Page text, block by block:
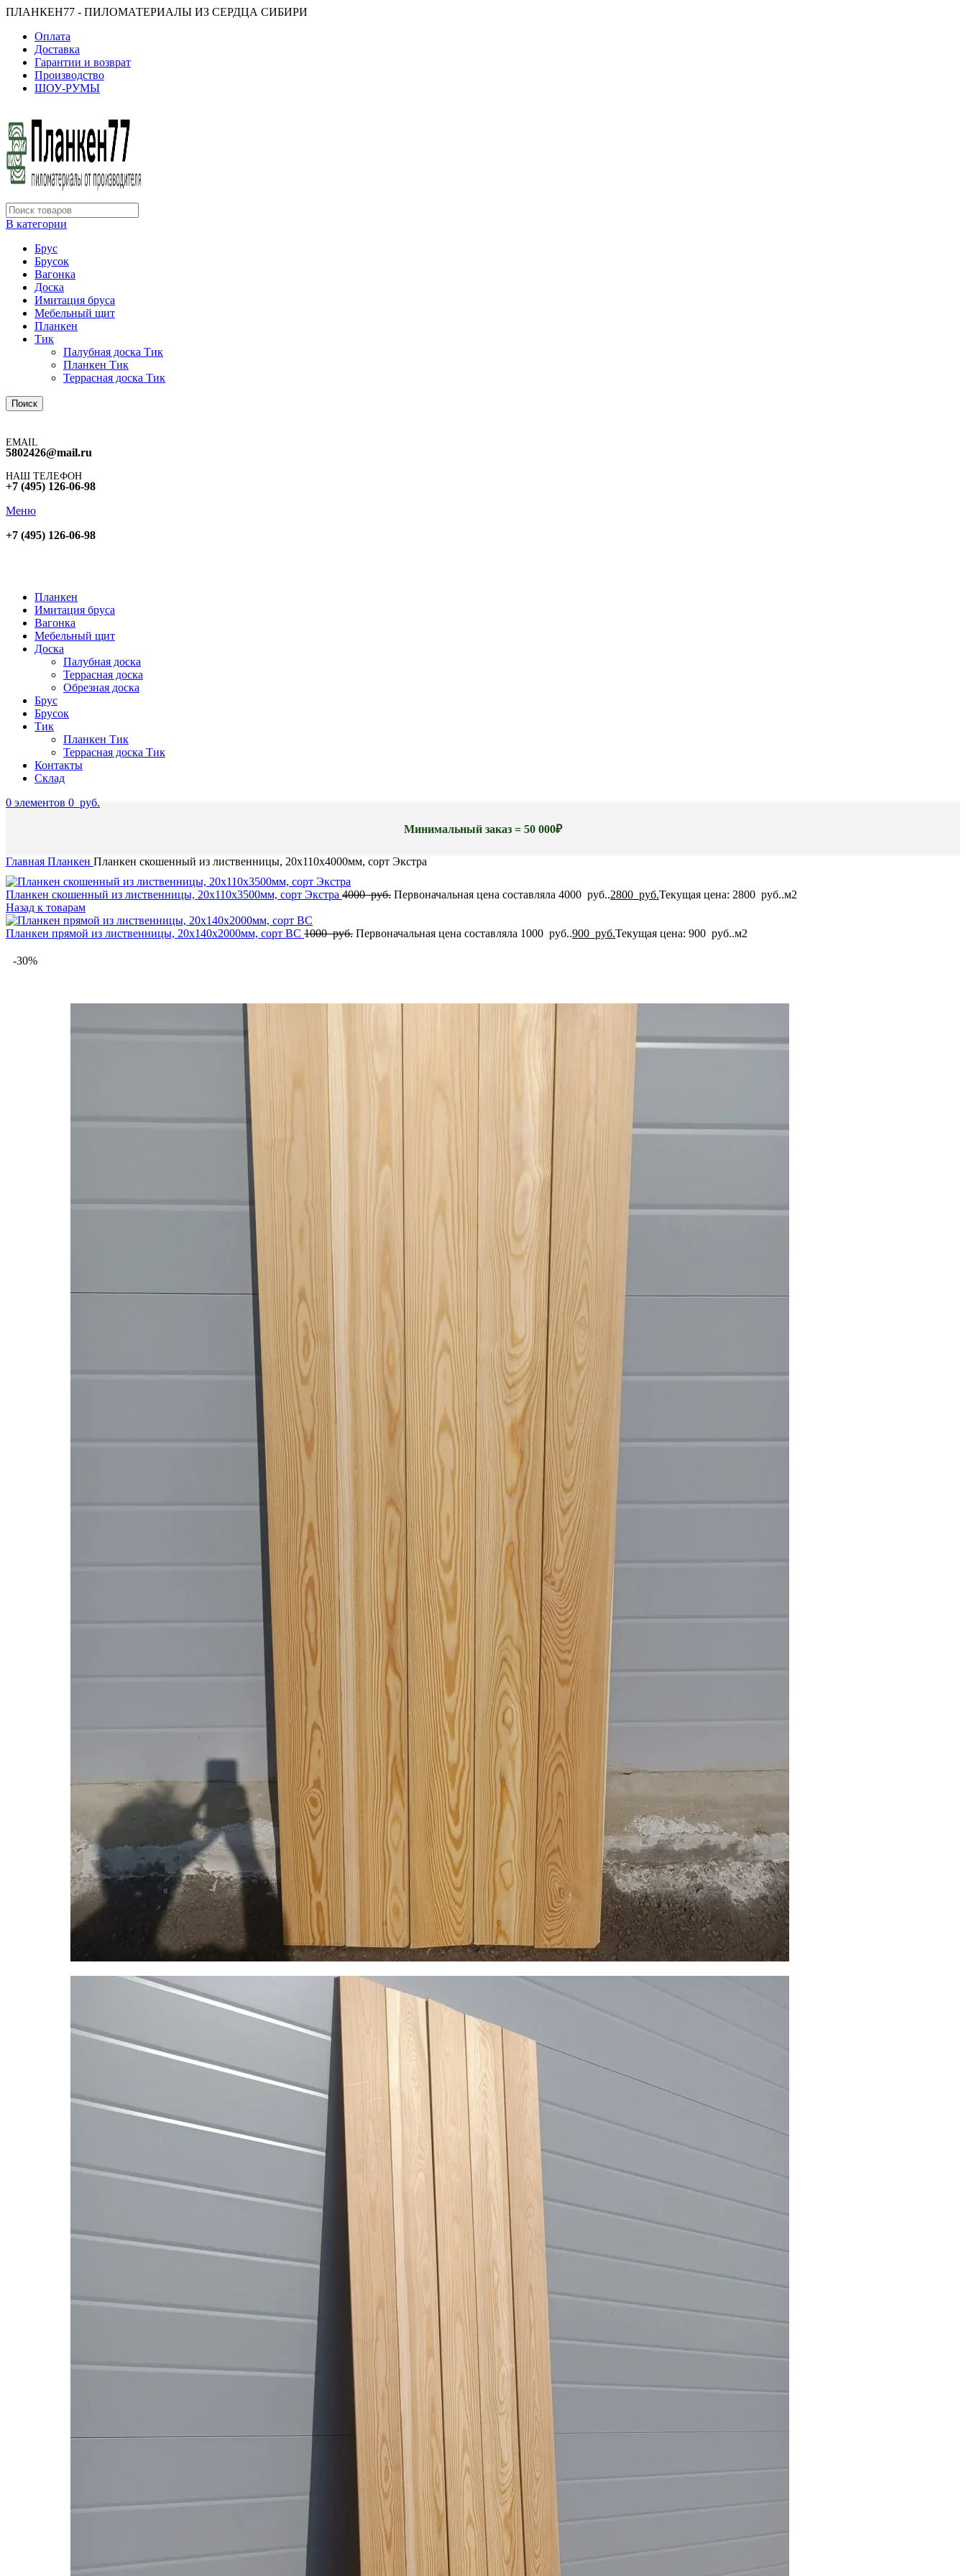
ПЛАНКЕН77 - ПИЛОМАТЕРИАЛЫ ИЗ СЕРДЦА СИБИРИ
Оплата
Доставка
Гарантии и возврат
Производство
ШОУ-РУМЫ
В категории
Брус
Брусок
Вагонка
Доска
Имитация бруса
Мебельный щит
Планкен
Тик
Палубная доска Тик
Планкен Тик
Террасная доска Тик
Поиск
EMAIL
5802426@mail.ru
НАШ ТЕЛЕФОН
+7 (495) 126-06-98
Меню
+7 (495) 126-06-98
Планкен
Имитация бруса
Вагонка
Мебельный щит
Доска
Палубная доска
Террасная доска
Обрезная доска
Брус
Брусок
Тик
Планкен Тик
Террасная доска Тик
Контакты
Склад
0 элементов 0 руб.
Минимальный заказ = 50 000₽
Главная Планкен Планкен скошенный из лиственницы, 20x110x4000мм, сорт Экстра
Планкен скошенный из лиственницы, 20x110x3500мм, сорт Экстра 4000руб. Первоначальная цена составляла 4000 руб..2800 руб.Текущая цена: 2800 руб..м2
Назад к товарам
Планкен прямой из лиственницы, 20x140x2000мм, сорт BС 1000руб. Первоначальная цена составляла 1000 руб..900 руб.Текущая цена: 900 руб..м2
-30%